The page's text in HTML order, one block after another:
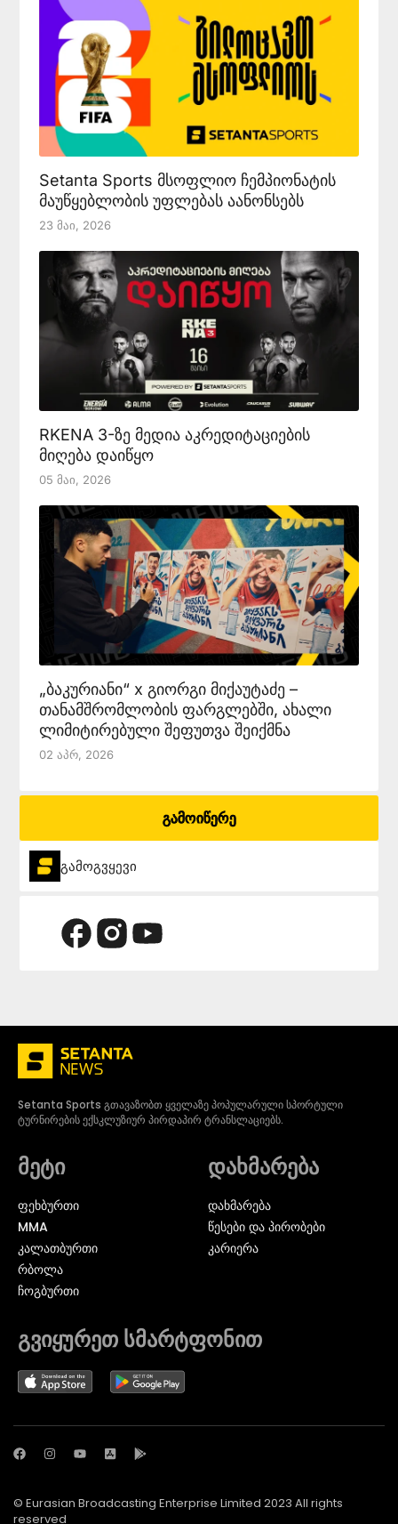
Setanta Sports მსოფლიო ჩემპიონატის
მაუწყებლობის უფლებას აანონსებს
23 Მაი, 2026
RKENA 3-ზე მედია აკრედიტაციების
მიღება დაიწყო
05 Მაი, 2026
„ბაკურიანი“ x გიორგი მიქაუტაძე –
თანამშრომლობის ფარგლებში, ახალი
ლიმიტირებული შეფუთვა შეიქმნა
02 Აპრ, 2026
გამოიწერე
გამოგვყევი
Setanta Sports გთავაზობთ ყველაზე პოპულარული სპორტული
ტურნირების ექსკლუზიურ პირდაპირ ტრანსლაციებს.
მეტი
ᲤᲔᲮᲑᲣᲠᲗᲘ
MMA
ᲙᲐᲚᲐᲗᲑᲣᲠᲗᲘ
ᲠᲑᲝᲚᲐ
ᲩᲝᲒᲑᲣᲠᲗᲘ
დახმარება
დახმარება
წესები და პირობები
კარიერა
გვიყურეთ სმარტფონით
© Eurasian Broadcasting Enterprise Limited 2023 All rights
reserved